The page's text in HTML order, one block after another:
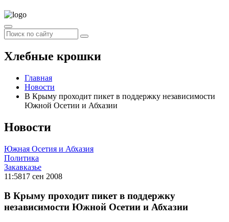
Хлебные крошки
Главная
Новости
В Крыму проходит пикет в поддержку независимости
Южной Осетии и Абхазии
Новости
Южная Осетия и Абхазия
Политика
Закавказье
11:5817 сен 2008
В Крыму проходит пикет в поддержку
независимости Южной Осетии и Абхазии